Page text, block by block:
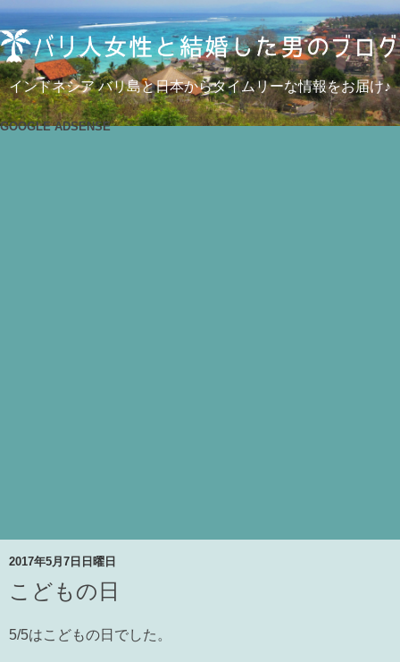
インドネシア バリ島と日本からタイムリーな情報をお届け♪
GOOGLE ADSENSE
2017年5月7日日曜日
こどもの日
5/5はこどもの日でした。